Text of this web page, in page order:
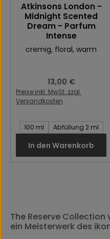
Atkinsons London -
Midnight Scented
Dream - Parfum
Intense
cremig, floral, warm
Regulärer Preis:
13,00 €
Preise inkl. MwSt. zzgl.
Versandkosten
Inhalt des Artikel:
100 ml Abfüllung 2 ml
In den Warenkorb
The Reserve Collection
ein Meisterwerk des